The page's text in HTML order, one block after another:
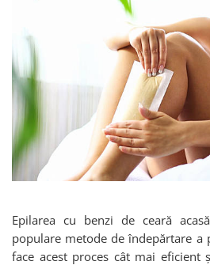
Epilarea cu benzi de ceară
populare metode de îndepărtare a
face acest proces cât mai eficient